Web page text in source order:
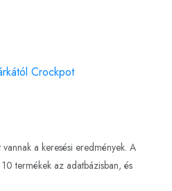
Crockpot
vannak a keresési eredmények. A
termékek az adatbázisban, és